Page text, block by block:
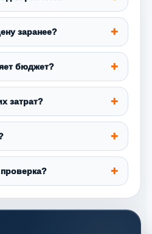
заранее?
бюджет?
затрат?